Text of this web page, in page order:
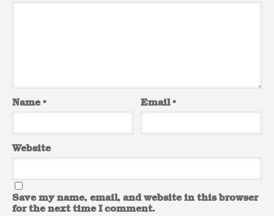
Name* Email*
Website
Save my name, email, and website in this browser
for the next time I comment.